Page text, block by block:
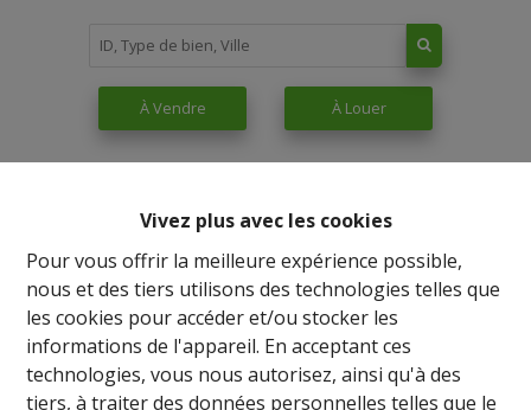
Vivez plus avec les cookies
Pour vous offrir la meilleure expérience possible,
nous et des tiers utilisons des technologies telles que
les cookies pour accéder et/ou stocker les
informations de l'appareil. En acceptant ces
technologies, vous nous autorisez, ainsi qu'à des
tiers, à traiter des données personnelles telles que le
À Vendre À Louer